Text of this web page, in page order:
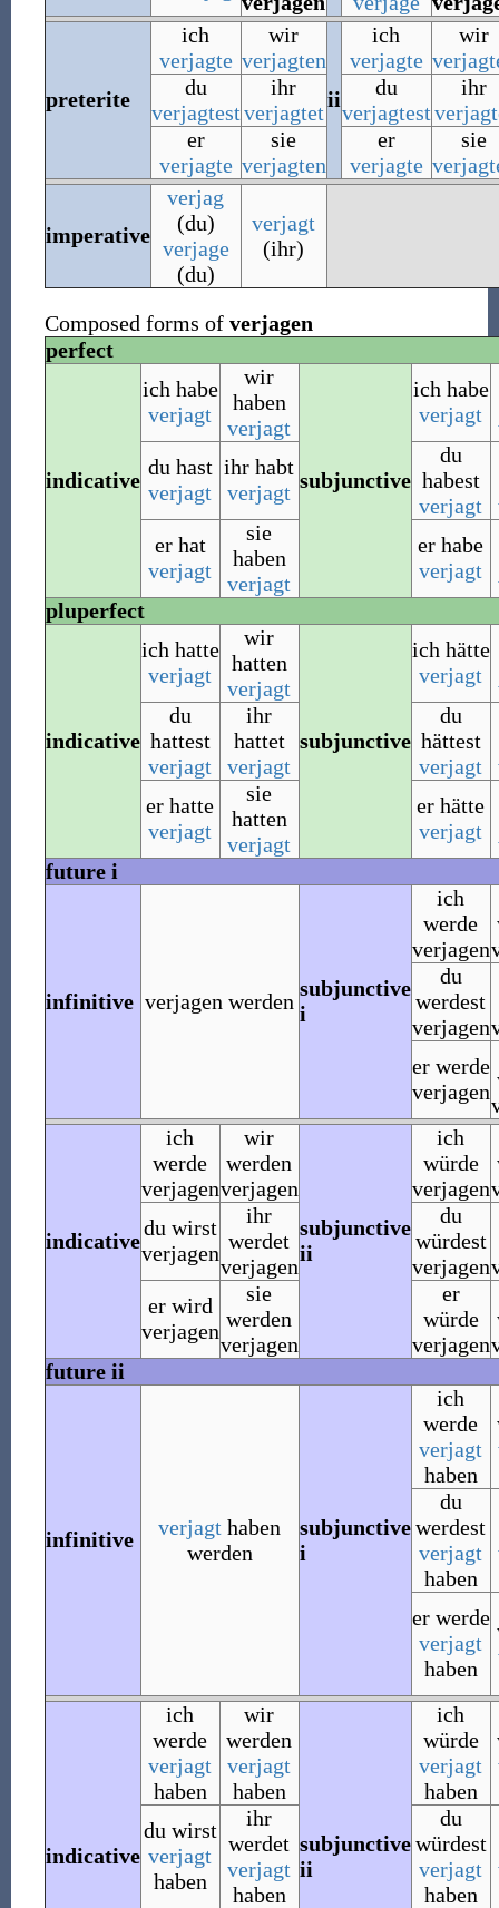
preterite
ich
verjagte
wir
verjagten
ii
ich
verjagte
wir
du
verjagtest
ihr
verjagtet
du
verjagtest
ihr
er
verjagte
sie
verjagten
er
verjagte
sie
imperative
verjag
(du)
verjage
(du)
verjagt
(ihr)
Composed forms of verjagen
perfect
indicative
ich habe
verjagt
wir
haben
verjagt
subjunctive
ich habe
verjagt
du hast
verjagt
ihr habt
verjagt
du
habest
verjagt
er hat
verjagt
sie
haben
verjagt
er habe
verjagt
pluperfect
indicative
ich hatte
verjagt
wir
hatten
verjagt
subjunctive
ich hätte
verjagt
du
hattest
verjagt
ihr
hattet
verjagt
du
hättest
verjagt
er hatte
verjagt
sie
hatten
verjagt
er hätte
verjagt
future i
infinitive verjagen werden
subjunctive
i
ich
werde
verjagen
du
werdest
verjagen
er werde
verjagen
indicative
ich
werde
verjagen
wir
werden
verjagen
subjunctive
ii
ich
würde
verjagen
du wirst
verjagen
ihr
werdet
verjagen
du
würdest
verjagen
er wird
verjagen
sie
werden
verjagen
er
würde
verjagen
future ii
infinitive verjagt haben
werden
subjunctive
i
ich
werde
verjagt
haben
du
werdest
verjagt
haben
er werde
verjagt
haben
indicative
ich
werde
verjagt
haben
wir
werden
verjagt
haben
subjunctive
ii
ich
würde
verjagt
haben
du wirst
verjagt
haben
ihr
werdet
verjagt
haben
du
würdest
verjagt
haben